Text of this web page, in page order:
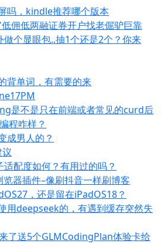
吗，kindle推荐哪个版本
佣低两融证券开户找老倔驴巨靠
做个显眼包..抽1个还是2个？你来
背单词，有需要的来
是不是只在前端或者常见的curd后
程咋样？
成男人的？
配度如何？有用过的吗？
器插件–像刷抖音一样刷博客
，还是留在iPadOS18？
用deepseek的，有遇到缓存突然失
了送5个GLMCodingPlan体验卡给